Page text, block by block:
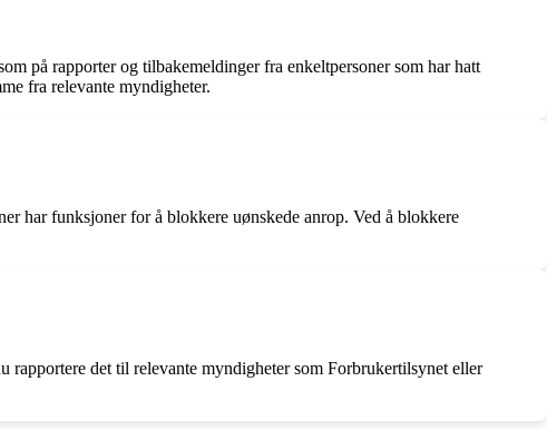
på rapporter og tilbakemeldinger fra enkeltpersoner som har hatt
fra relevante myndigheter.
har funksjoner for å blokkere uønskede anrop. Ved å blokkere
rapportere det til relevante myndigheter som Forbrukertilsynet eller